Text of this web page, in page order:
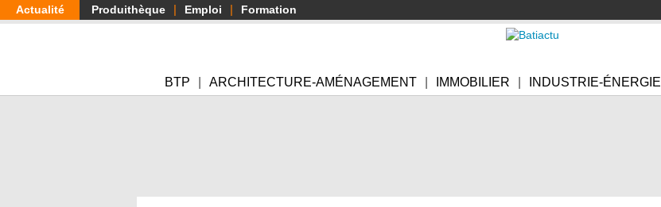
Aller
au
Actualité Produithèque Emploi Formation
BTP ARCHITECTURE-AMÉNAGEMENT IMMOBILIER INDUSTRIE-ÉNERGIE